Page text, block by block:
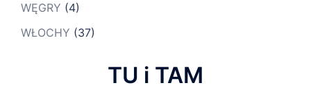
WĘGRY (4)
WŁOCHY (37)
TU i TAM